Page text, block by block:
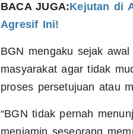
BACA JUGA:Kejutan di
Agresif Ini!
BGN mengaku sejak
masyarakat agar tidak
proses persetujuan atau
“BGN tidak pernah